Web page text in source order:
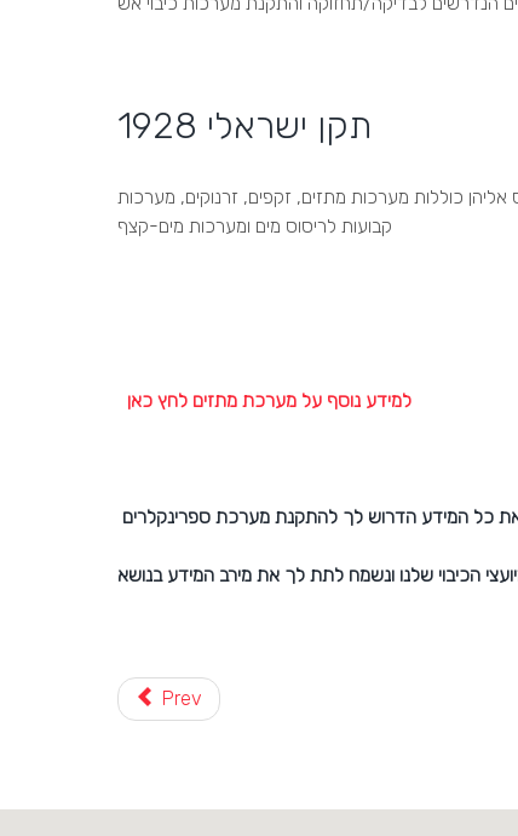
תקן ישראלי 1928
כוללות מערכות מתזים, זקפים, זרנוקים, מערכות
קבועות לריסוס מים ומערכות מים-קצף
למידע נוסף על מערכת מתזים לחץ כאן
Prev